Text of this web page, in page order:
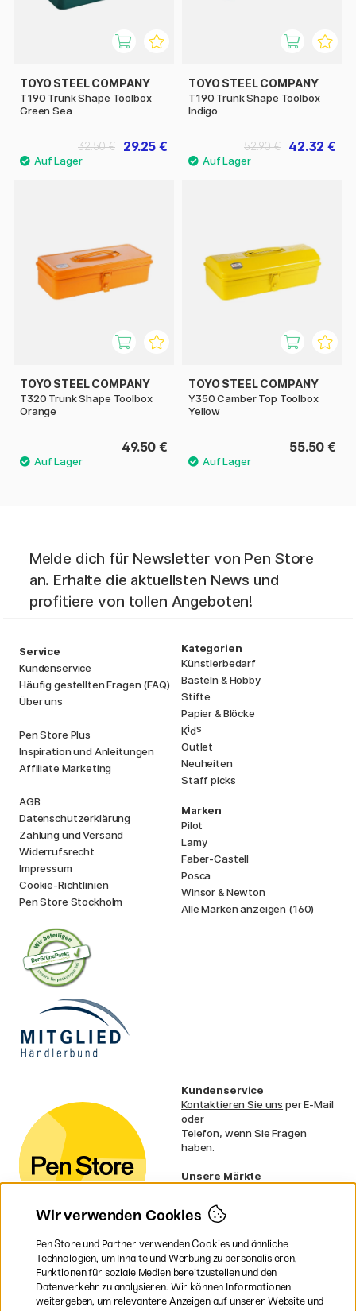
TOYO STEEL COMPANY
T190 Trunk Shape Toolbox
Green Sea
29.25 €
32.50 €
TOYO STEEL COMPANY
T190 Trunk Shape Toolbox
Indigo
42.32 €
52.90 €
TOYO STEEL COMPANY
T320 Trunk Shape Toolbox
Orange
49.50 €
TOYO STEEL COMPANY
Y350 Camber Top Toolbox
Yellow
55.50 €
Melde dich für Newsletter von Pen Store
an. Erhalte die aktuellsten News und
profitiere von tollen Angeboten!
Service
Kundenservice
Häufig gestellten Fragen (FAQ)
Über uns
Pen Store Plus
Inspiration und Anleitungen
Affiliate Marketing
AGB
Datenschutzerklärung
Zahlung und Versand
Widerrufsrecht
Impressum
Cookie-Richtlinien
Pen Store Stockholm
Kategorien
Künstlerbedarf
Basteln & Hobby
Stifte
Papier & Blöcke
Kids
Outlet
Neuheiten
Staff picks
Marken
Pilot
Lamy
Faber-Castell
Posca
Winsor & Newton
Alle Marken anzeigen (160)
Kundenservice
Kontaktieren Sie uns per E-Mail
oder
Telefon, wenn Sie Fragen
haben.
Unsere Märkte
Norwegen
Dänemark
Frankreich
Irland
Niederlande
UK
EU
Wir verwenden Cookies
Pen Store und Partner verwenden Cookies und ähnliche
Technologien, um Inhalte und Werbung zu personalisieren,
Funktionen für soziale Medien bereitzustellen und den
Datenverkehr zu analysieren. Wir können Informationen
weitergeben, um relevantere Anzeigen auf unserer Website und